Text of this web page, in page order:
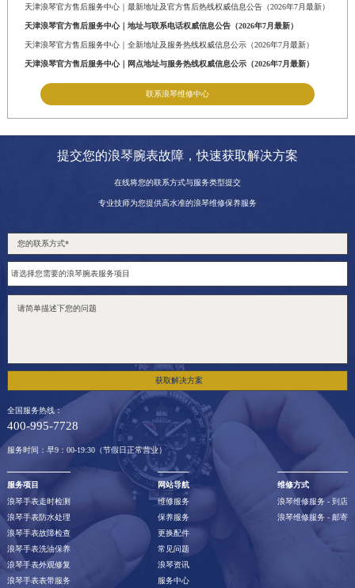
天津浪琴官方售后服务中心｜最新地址及官方售后热线权威信息公告（2026年7月最新）
天津浪琴官方售后服务中心｜地址与联系电话权威信息公告（2026年7月最新）
天津浪琴官方售后服务中心｜全新地址及服务热线权威信息公示（2026年7月最新）
天津浪琴官方售后服务中心｜网点地址与服务热线权威信息公示（2026年7月最新）
联系浪琴维修中心
提交您的浪琴腕表故障，快速获取解决方案
在线将您的联系方式与服务类型提交
专业技师为您提供高水准的浪琴维修保养服务
获取解决方案
全国服务热线：
400-995-7728
服务时间：早9：00-19:30（节假日正常营业）
服务项目
浪琴手表走时检测
浪琴手表防水处理
浪琴手表故障检查
浪琴手表洗油保养
浪琴手表外观修复
浪琴手表表带服务
网站导航
维修服务
保养服务
更换配件
常见问题
浪琴资讯
服务中心
维修方式
浪琴维修服务 - 到店
浪琴维修服务 - 邮寄